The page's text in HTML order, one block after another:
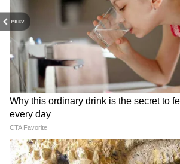
PREV
मिजोरम से जुड़े 3 ऐसे फैक्ट्स, जो
यहां कई जगहों पर दुकानों में कोई
बैठता। सामान पर रेट लिखे होते हैं,
अपनी पसंद का सामान उठाते हैं और
ईमानदारी से पैसे रखकर चले जाते हैं।
यहां के बियाते (Biate) इलाके में
कहानी और अपडेट के साथ, सिर्फ
Hindi पर।